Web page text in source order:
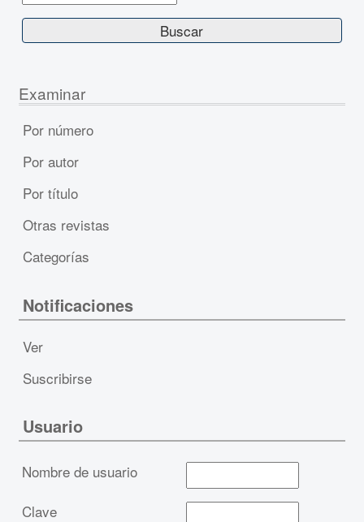
Examinar
Por número
Por autor
Por título
Otras revistas
Categorías
Notificaciones
Ver
Suscribirse
Usuario
Nombre de usuario
Clave